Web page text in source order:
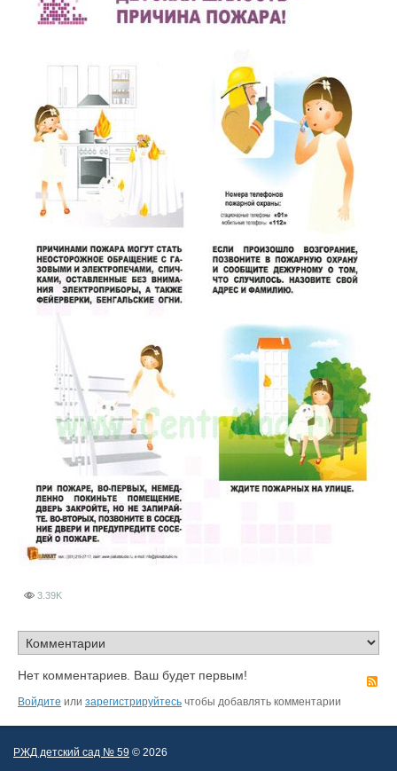
3.39K
Нет комментариев. Ваш будет первым!
Войдите или зарегистрируйтесь чтобы добавлять комментарии
РЖД детский сад № 59 © 2026